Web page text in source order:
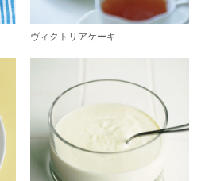
ヴィクトリアケーキ